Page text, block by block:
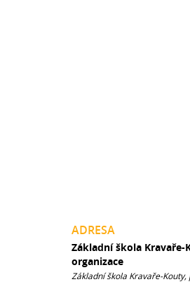
ADRESA
Základní škola
organizace
Základní škola Kravaře-